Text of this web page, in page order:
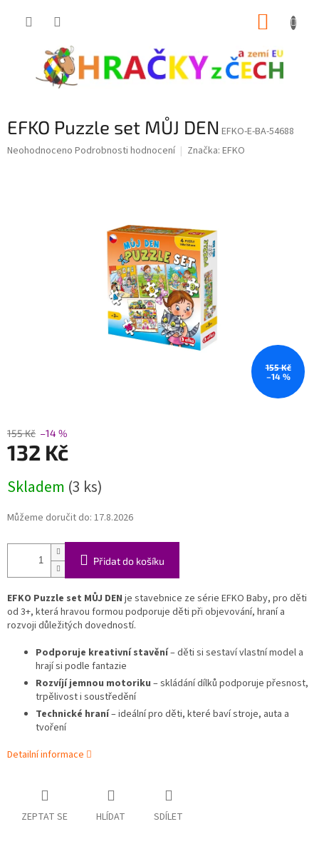
EFKO Puzzle set MŮJ DEN EFKO-E-BA-54688
Průměrné
Neohodnoceno Podrobnosti hodnocení Značka: EFKO
155 Kč
–14 %
155 Kč –14 %
132 Kč
cena:
Skladem (3 ks)
Můžeme doručit do: 17.8.2026
Přidat do košíku
EFKO Puzzle set MŮJ DEN je stavebnice ze série EFKO Baby, pro děti
od 3+, která hravou formou podporuje děti při objevování, hraní a
rozvoji důležitých dovedností.
Podporuje kreativní stavění– děti si sestaví vlastní model a
hrají si podle fantazie
Rozvíjí jemnou motoriku – skládání dílků podporuje přesnost,
trpělivost i soustředění
Technické hraní– ideální pro děti, které baví stroje, auta a
tvoření
Detailní informace
ZEPTAT SE HLÍDAT SDÍLET